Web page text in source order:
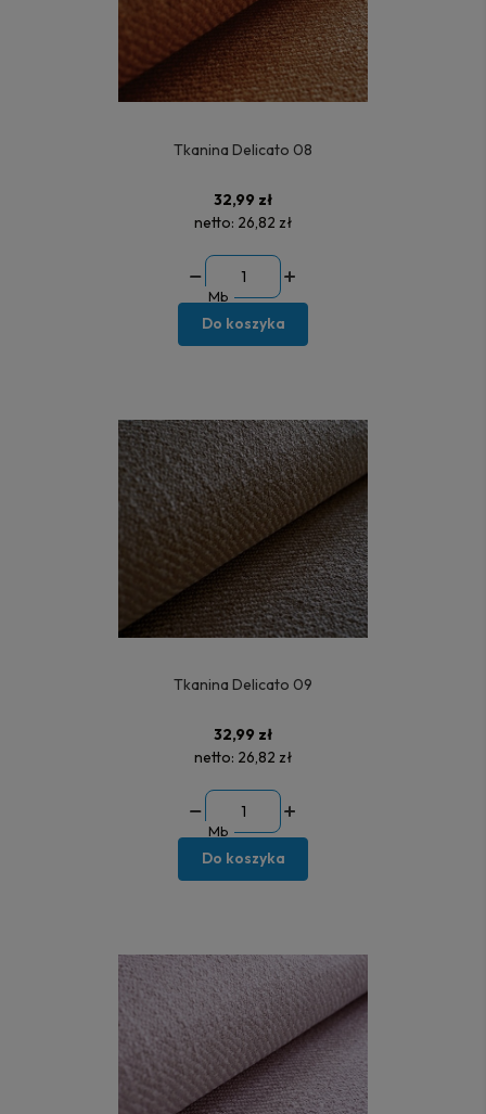
Tkanina Delicato 08
32,99 zł
netto: 26,82 zł
Mb
Do koszyka
Tkanina Delicato 09
32,99 zł
netto: 26,82 zł
Mb
Do koszyka